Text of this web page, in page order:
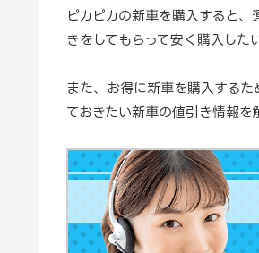
ピカピカの新車を購入すると
きをしてもらって安く購入した
また、お得に新車を購入する
ておきたい新車の値引き情報を